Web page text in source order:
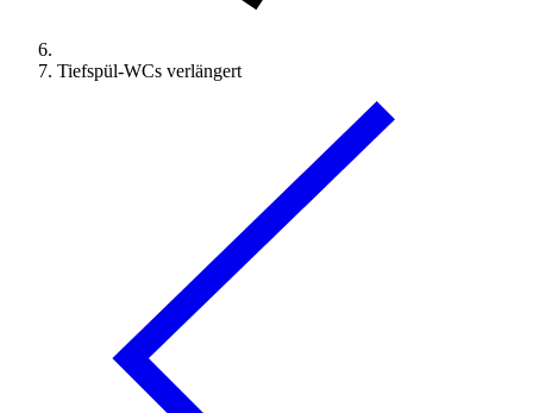
Tiefspül-WCs verlängert